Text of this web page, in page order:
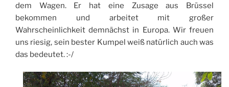
dem Wagen. Er hat eine Zusage aus Brüssel
bekommen und arbeitet mit großer
Wahrscheinlichkeit demnächst in Europa. Wir freuen
uns riesig, sein bester Kumpel weiß natürlich auch was
das bedeutet. :-/